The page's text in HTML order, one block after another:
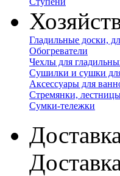
Гладильные доски,
Обогреватели
Чехлы для
Сушилки и сушки
Аксессуары для
Стремянки,
Сумки-тележки